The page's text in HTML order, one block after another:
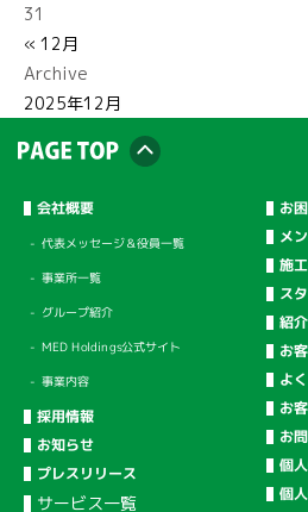
31
« 12月
Archive
2025年12月
会社概要
代表メッセージ＆役員一覧
事業所一覧
グループ紹介
MED Holdings公式サイト
事業内容
採用情報
お知らせ
プレスリリース
サービス一覧
お
メ
施
ス
紹
お
よ
お
お
個
個